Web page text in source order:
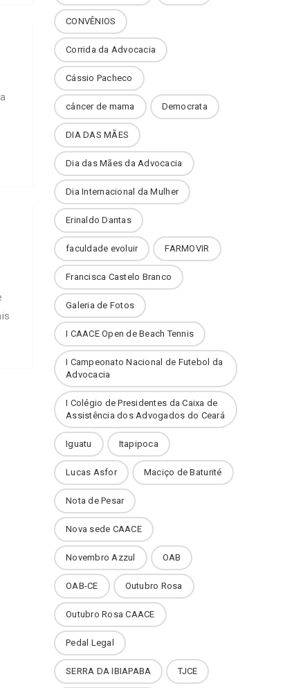
CONVÊNIOS
Corrida da Advocacia
Cássio Pacheco
câncer de mama Democrata
DIA DAS MÃES
Dia das Mães da Advocacia
Dia Internacional da Mulher
Erinaldo Dantas
faculdade evoluir FARMOVIR
Francisca Castelo Branco
Galeria de Fotos
I CAACE Open de Beach Tennis
I Campeonato Nacional de Futebol da
Advocacia
I Colégio de Presidentes da Caixa de
Assistência dos Advogados do Ceará
Iguatu Itapipoca
Lucas Asfor Maciço de Baturité
Nota de Pesar
Nova sede CAACE
Novembro Azzul OAB
OAB-CE Outubro Rosa
Outubro Rosa CAACE
Pedal Legal
SERRA DA IBIAPABA TJCE